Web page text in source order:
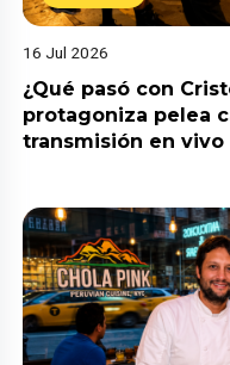
16 Jul 2026
¿Qué pasó con
protagoniza pelea
transmisión en vivo